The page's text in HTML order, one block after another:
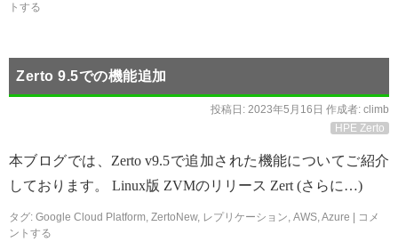
トする
Zerto 9.5での機能追加
投稿日: 2023年5月16日 作成者: climb
HPE Zerto
本ブログでは、Zerto v9.5で追加された機能についてご紹介
しております。 Linux版 ZVMのリリース Zert (さらに…)
タグ: Google Cloud Platform, ZertoNew, レプリケーション, AWS,Azure
コメ
ントする